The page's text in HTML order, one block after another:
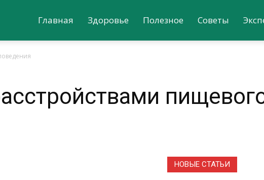
Главная Здоровье Полезное Советы
НОВЫЕ СТАТЬИ